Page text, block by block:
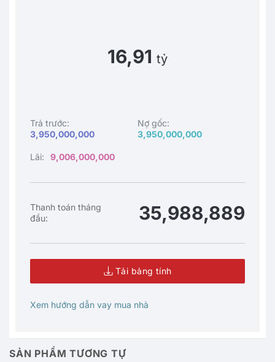
16,91 tỷ
Trả trước:
3,950,000,000
Nợ gốc:
3,950,000,000
Lãi: 9,006,000,000
Thanh toán tháng
đầu:
35,988,889
Tải bảng tính
Xem hướng dẫn vay mua nhà
SẢN PHẨM TƯƠNG TỰ